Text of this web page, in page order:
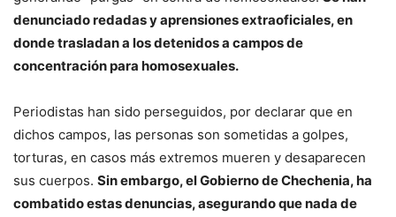
denunciado redadas y aprensiones extraoficiales, en
donde trasladan a los detenidos a campos de
concentración para homosexuales.
Periodistas han sido perseguidos, por declarar que en
dichos campos, las personas son sometidas a golpes,
torturas, en casos más extremos mueren y desaparecen
sus cuerpos. Sin embargo, el Gobierno de Chechenia, ha
combatido estas denuncias, asegurando que nada de